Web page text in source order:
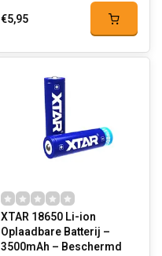
€5,95
XTAR 18650 Li-ion
Oplaadbare Batterij –
3500mAh – Beschermd